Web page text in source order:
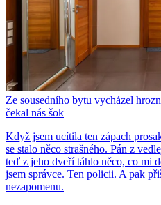
Ze sousedního bytu vycházel
čekal nás šok
Když jsem ucítila ten zápach
se stalo něco strašného. Pán z
teď z jeho dveří táhlo něco, co mi
jsem správce. Ten policii. A pak
nezapomenu.